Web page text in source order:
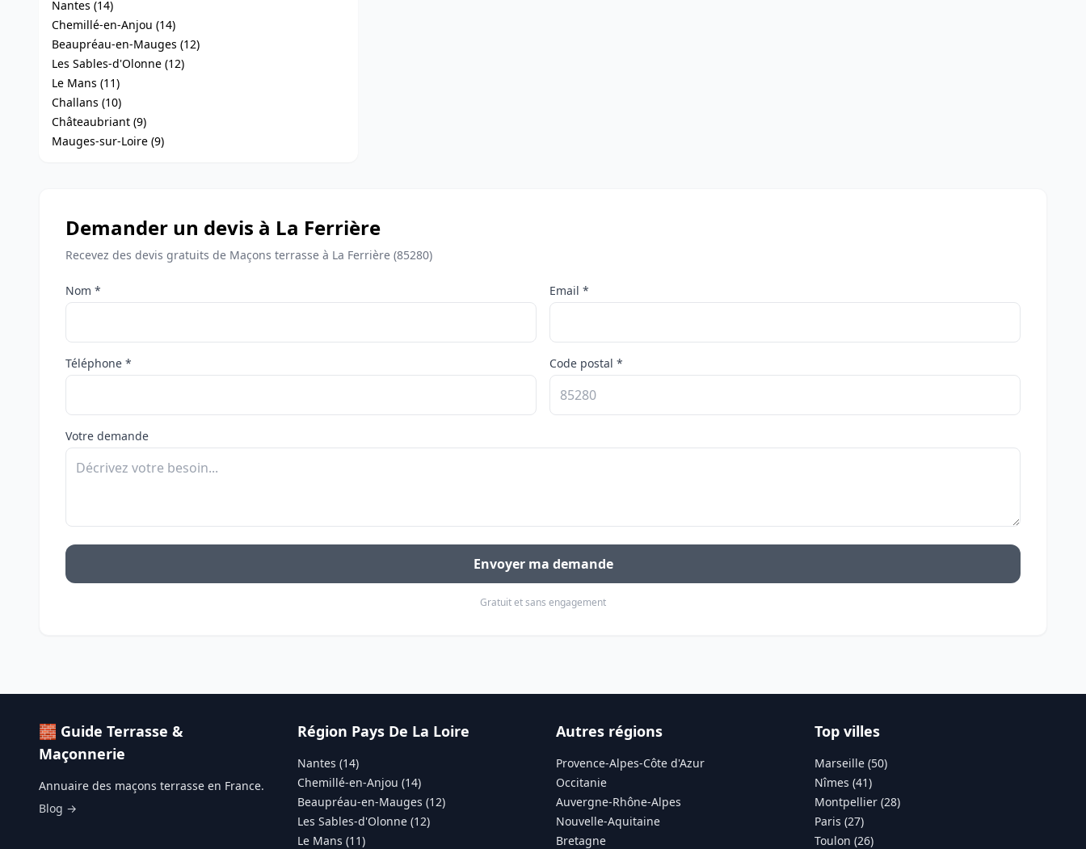
Nantes (14)
Chemillé-en-Anjou (14)
Beaupréau-en-Mauges (12)
Les Sables-d'Olonne (12)
Le Mans (11)
Challans (10)
Châteaubriant (9)
Mauges-sur-Loire (9)
Demander un devis à La Ferrière
Recevez des devis gratuits de Maçons terrasse à La Ferrière (85280)
Nom * Email *
Téléphone * Code postal *
Votre demande
Envoyer ma demande
Gratuit et sans engagement
🧱 Guide Terrasse &
Maçonnerie
Annuaire des maçons terrasse en France.
Blog →
Région Pays De La Loire
Nantes (14)
Chemillé-en-Anjou (14)
Beaupréau-en-Mauges (12)
Les Sables-d'Olonne (12)
Le Mans (11)
Autres régions
Provence-Alpes-Côte d'Azur
Occitanie
Auvergne-Rhône-Alpes
Nouvelle-Aquitaine
Bretagne
Top villes
Marseille (50)
Nîmes (41)
Montpellier (28)
Paris (27)
Toulon (26)